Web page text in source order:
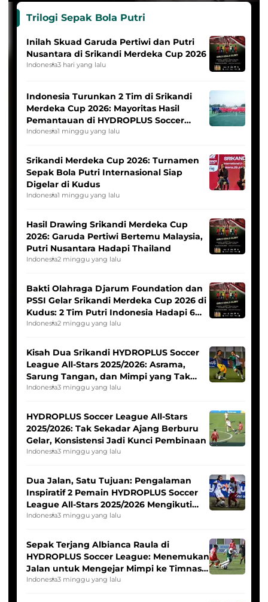
Trilogi Sepak Bola Putri
Inilah Skuad Garuda Pertiwi dan Putri
Nusantara di Srikandi Merdeka Cup 2026
Indonesia3 hari yang lalu
Indonesia Turunkan 2 Tim di Srikandi
Merdeka Cup 2026: Mayoritas Hasil
Pemantauan di HYDROPLUS Soccer
League
Indonesia1 minggu yang lalu
Srikandi Merdeka Cup 2026: Turnamen
Sepak Bola Putri Internasional Siap
Digelar di Kudus
Indonesia1 minggu yang lalu
Hasil Drawing Srikandi Merdeka Cup
2026: Garuda Pertiwi Bertemu Malaysia,
Putri Nusantara Hadapi Thailand
Indonesia2 minggu yang lalu
Bakti Olahraga Djarum Foundation dan
PSSI Gelar Srikandi Merdeka Cup 2026 di
Kudus: 2 Tim Putri Indonesia Hadapi 6
Tim Asia
Indonesia2 minggu yang lalu
Kisah Dua Srikandi HYDROPLUS Soccer
League All-Stars 2025/2026: Asrama,
Sarung Tangan, dan Mimpi yang Tak
Pernah Padam
Indonesia3 minggu yang lalu
HYDROPLUS Soccer League All-Stars
2025/2026: Tak Sekadar Ajang Berburu
Gelar, Konsistensi Jadi Kunci Pembinaan
Indonesia3 minggu yang lalu
Dua Jalan, Satu Tujuan: Pengalaman
Inspiratif 2 Pemain HYDROPLUS Soccer
League All-Stars 2025/2026 Mengikuti
Seleksi Timnas Indonesia Putri
Indonesia3 minggu yang lalu
Sepak Terjang Albianca Raula di
HYDROPLUS Soccer League: Menemukan
Jalan untuk Mengejar Mimpi ke Timnas
Indonesia Putri
Indonesia3 minggu yang lalu